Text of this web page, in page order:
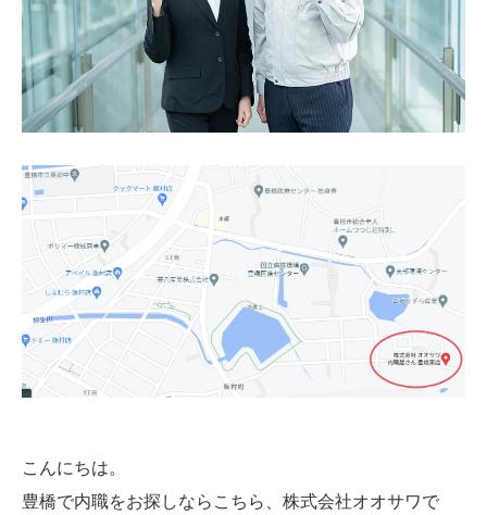
こんにちは。
豊橋で内職をお探しならこちら、株式会社オオサワで